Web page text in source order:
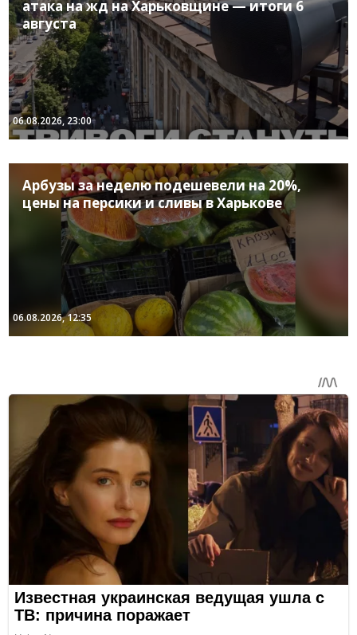
атака на жд на Харьковщине — итоги 6
августа
06.08.2026, 23:00
Арбузы за неделю подешевели на 20%,
цены на персики и сливы в Харькове
06.08.2026, 12:35